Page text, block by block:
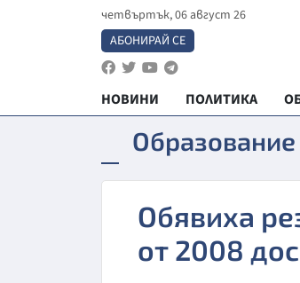
четвъртък, 06 август 26
АБОНИРАЙ СЕ
НОВИНИ ПОЛИТИКА
Образование
Обявиха
от 2008